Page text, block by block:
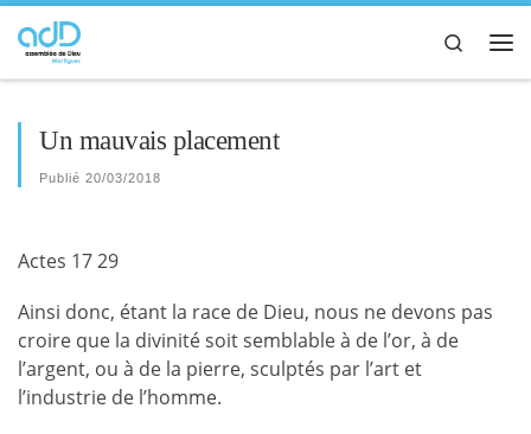
Passer au contenu
Search
Un mauvais placement
Publié 20/03/2018
Actes 17 29
Ainsi donc, étant la race de Dieu, nous ne devons pas
croire que la divinité soit semblable à de l’or, à de
l’argent, ou à de la pierre, sculptés par l’art et
l’industrie de l’homme.